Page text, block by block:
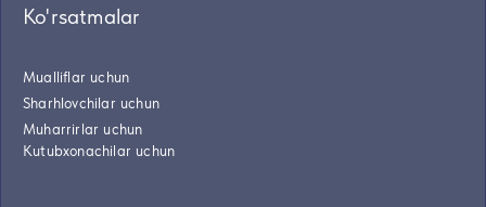
Ko'rsatmalar
Mualliflar uchun
Sharhlovchilar uchun
Muharrirlar uchun
Kutubxonachilar uchun